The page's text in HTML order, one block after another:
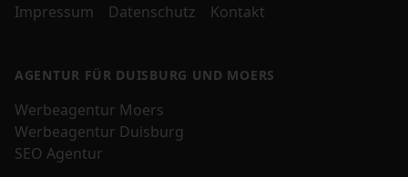
Impressum Datenschutz Kontakt
AGENTUR FÜR DUISBURG UND MOERS
Werbeagentur Moers
Werbeagentur Duisburg
SEO Agentur